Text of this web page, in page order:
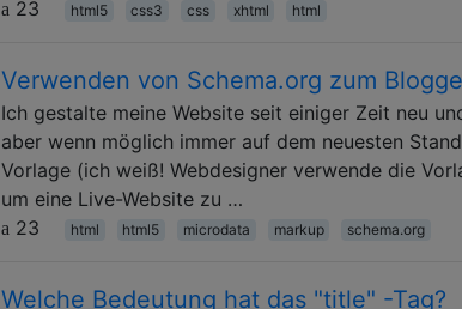
23
html5 css3 css xhtml html
Verwenden von Schema.org zum
Ich gestalte meine Website seit einiger Zeit neu
aber wenn möglich immer auf dem neuesten
Vorlage (ich weiß! Webdesigner verwende die
um eine Live-Website zu …
23
html html5 microdata markup schema.org
Welche Bedeutung hat das "title" -Tag?